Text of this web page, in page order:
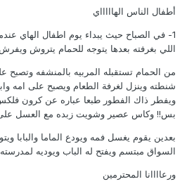
أطفال الناس الهاااااي
1- في الصباح حيث يبداء يوم اطفال الهاي
اللي بغرفته بعدها يتوجه للحمام يتروش
من الحمام تستقبله المربيه بالمنشفه وتصبح
شنطته وينزل لغرفة الطعام ويصبح على امه
ويفطر ذاك الفطور طبعا عباره عن كرون
بس!! وكاس عصير وشويت زبده مع العسل
بعدين يقوم يغسل فمه ويودع الماما والبابا
السواق مبتسم ويفتح له الباب ويوديه
ورعاااانا المحترمين